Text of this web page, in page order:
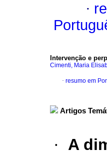
·
Intervenção e
Cimenti, Maria
· resumo em
Artigos
· A